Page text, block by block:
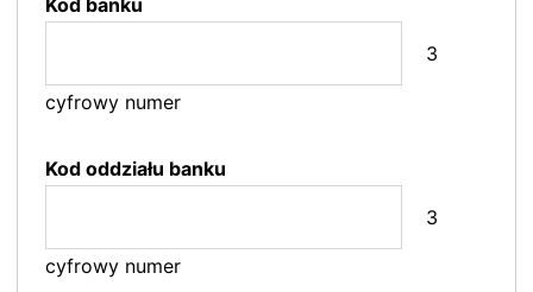
Kod banku
3
cyfrowy numer
Kod oddziału banku
3
cyfrowy numer